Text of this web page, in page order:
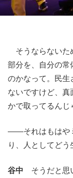
そうならないた
部分を、自分の常
のかなって。民生
ないですけど、真
かで取ってるんじ
――それはもはや
り、人としてどう
谷中 そうだと思